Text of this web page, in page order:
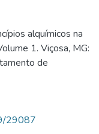
alquímicos na
1. Viçosa, MG:
de
29087